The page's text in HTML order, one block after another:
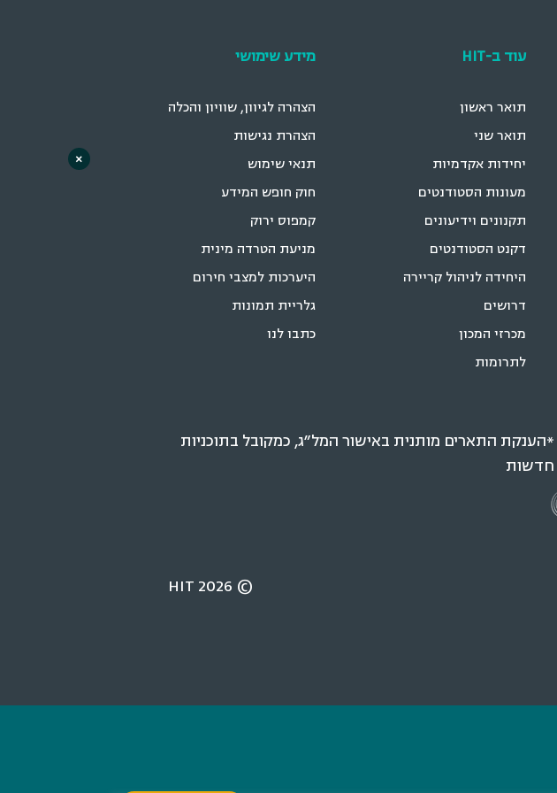
עוד ב-HIT
תואר ראשון
תואר שני
יחידות אקדמיות
מעונות הסטודנטים
תקנונים וידיעונים
דקנט הסטודנטים
היחידה לניהול קריירה
דרושים
מכרזי המכון
לתרומות
מידע שימושי
הצהרה לגיוון, שוויון והכלה
הצהרת נגישות
תנאי שימוש
חוק חופש המידע
קמפוס ירוק
מניעת הטרדה מינית
היערכות למצבי חירום
גלריית תמונות
כתבו לנו
*הענקת התארים מותנית באישור המל״ג, כמקובל בתוכניות
חדשות
© 2026 HIT
×